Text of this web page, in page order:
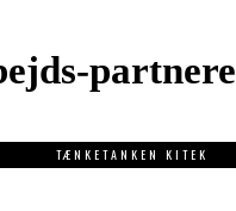
partnere
TÆNKETANKEN KITEK